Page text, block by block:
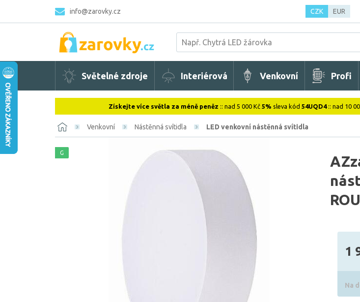
info@zarovky.cz CZK EUR
Světelné zdroje Interiérová Venkovní Profi
Získejte více světla za méně peněz :: nad 5 000 Kč 5% sleva kód 54UQD4:: nad 10
Venkovní Nástěnná svítidla LED venkovní nástěnná svítidla
G
1
Na